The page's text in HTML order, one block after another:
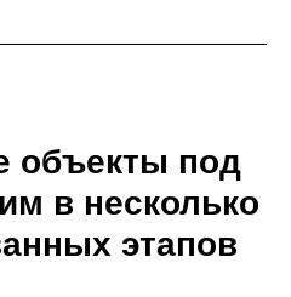
объекты под
в несколько
этапов